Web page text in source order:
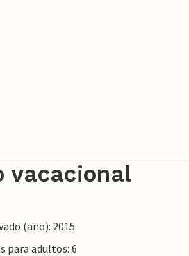
vacacional
(año): 2015
para adultos: 6